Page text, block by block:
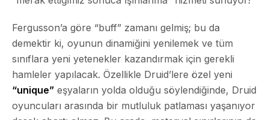
Fergusson’a göre “buff” zamanı gelmiş; bu da
demektir ki, oyunun dinamiğini yenilemek ve tüm
sınıflara yeni yetenekler kazandırmak için gerekli
hamleler yapılacak. Özellikle Druid’lere özel yeni
“unique” eşyaların yolda olduğu söylendiğinde, Druid
oyuncuları arasında bir mutluluk patlaması yaşanıyor